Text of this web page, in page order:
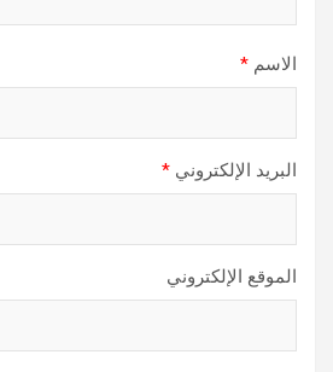
الاسم *
البريد الإلكتروني *
الموقع الإلكتروني